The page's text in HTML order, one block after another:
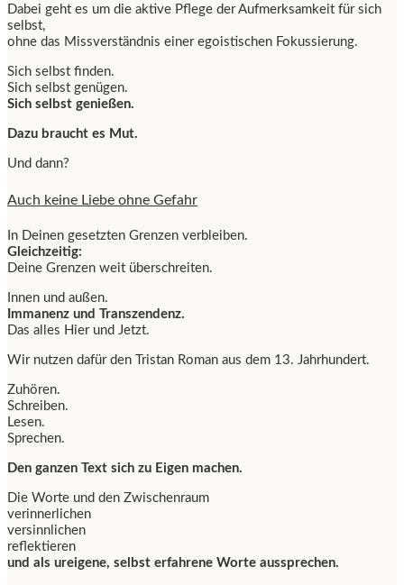
Dabei geht es um die aktive Pflege der Aufmerksamkeit für sich
selbst,
ohne das Missverständnis einer egoistischen Fokussierung.
Sich selbst finden.
Sich selbst genügen.
Sich selbst genießen.
Dazu braucht es Mut.
Und dann?
Auch keine Liebe ohne Gefahr
In Deinen gesetzten Grenzen verbleiben.
Gleichzeitig:
Deine Grenzen weit überschreiten.
Innen und außen.
Immanenz und Transzendenz.
Das alles Hier und Jetzt.
Wir nutzen dafür den Tristan Roman aus dem 13. Jahrhundert.
Zuhören.
Schreiben.
Lesen.
Sprechen.
Den ganzen Text sich zu Eigen machen.
Die Worte und den Zwischenraum
verinnerlichen
versinnlichen
reflektieren
und als ureigene, selbst erfahrene Worte aussprechen.